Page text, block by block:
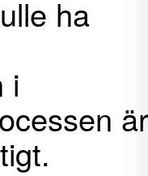
ha
i
är